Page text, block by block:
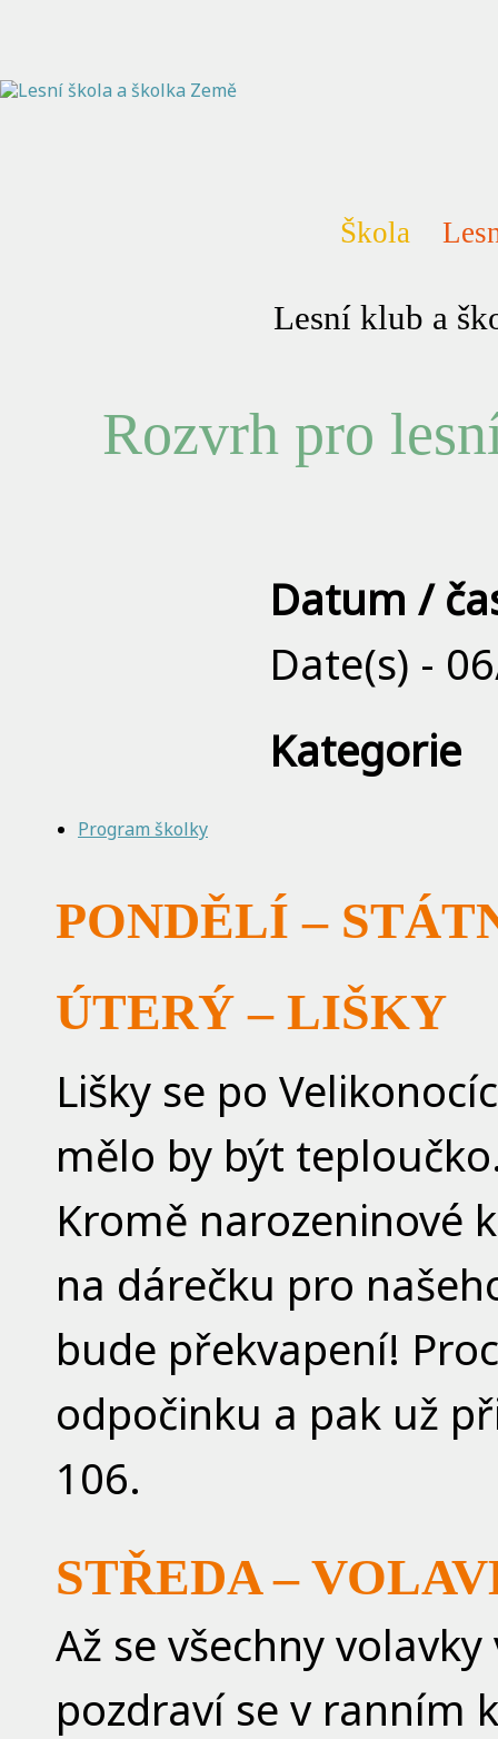
Škola
Lesní klub a
Rozvrh pro
Datum /
Date(s) -
Kategorie
Program školky
PONDĚLÍ –
ÚTERÝ – LIŠKY
Lišky se po
mělo by být
Kromě narozeninové
na dárečku pro
bude překvapení!
odpočinku a pak už
106.
STŘEDA –
Až se všechny
pozdraví se v ranním